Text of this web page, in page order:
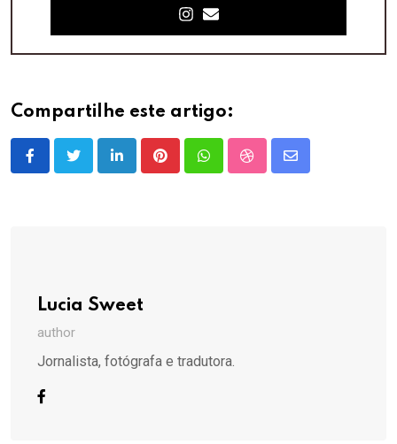
Compartilhe este artigo:
LinkedInPinterestWhatsappStumbleUpon
Share
Lucia Sweet
author
Jornalista, fotógrafa e tradutora.